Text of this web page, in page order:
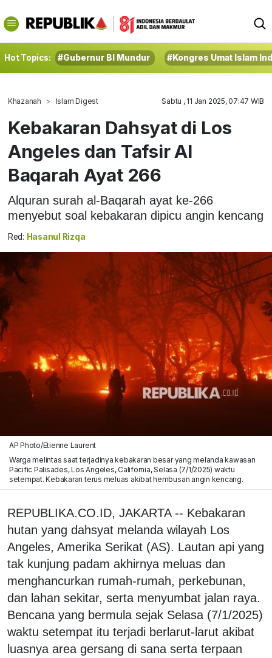
Hot Topics: #Gubernur BI Mundur #Kongres Umat Islam
Khazanah Islam Digest Sabtu , 11 Jan 2025, 07:47 WIB
Kebakaran Dahsyat di Los
Angeles dan Tafsir Al
Baqarah Ayat 266
Alquran surah al-Baqarah ayat ke-266
menyebut soal kebakaran dipicu angin kencang
Red: Hasanul Rizqa
AP Photo/Etienne Laurent
Warga melintas saat terjadinya kebakaran besar yang melanda kawasan
Pacific Palisades, Los Angeles, California, Selasa (7/1/2025) waktu
setempat. Kebakaran terus meluas akibat hembusan angin kencang.
REPUBLIKA.CO.ID, JAKARTA -- Kebakaran
hutan yang dahsyat melanda wilayah Los
Angeles, Amerika Serikat (AS). Lautan api yang
tak kunjung padam akhirnya meluas dan
menghancurkan rumah-rumah, perkebunan,
dan lahan sekitar, serta menyumbat jalan raya.
Bencana yang bermula sejak Selasa (7/1/2025)
waktu setempat itu terjadi berlarut-larut akibat
luasnya area gersang di sana serta terpaan